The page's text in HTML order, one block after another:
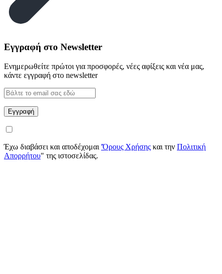
Εγγραφή στο Newsletter
Ενημερωθείτε πρώτοι για προσφορές, νέες αφίξεις και νέα μας,
κάντε εγγραφή στο newsletter
Έχω διαβάσει και αποδέχομαι 'Όρους Χρήσης και την Πολιτική
Απορρήτου" της ιστοσελίδας.